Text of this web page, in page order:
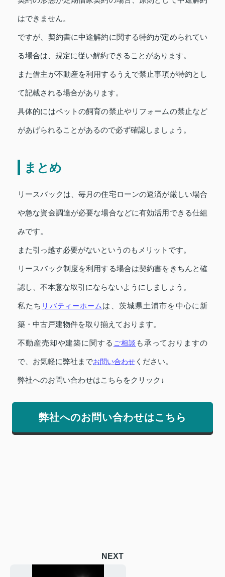
はできません。
ですが、契約書に中途解約に関する特約が定められてい
る場合は、規定に従い解約できることがあります。
また借主が不動産を利用するうえで禁止事項が特約とし
て記載される場合があります。
具体的にはペットの飼育の禁止やリフォームの禁止など
があげられることがあるので必ず確認しましょう。
まとめ
リースバックは、毎月の住宅ローンの返済が厳しい場合
や急な資金調達が必要な場合などに有効活用できる仕組
みです。
また引っ越す必要がないというのもメリットです。
リースバック制度を利用する場合は契約書をきちんと確
認し、不本意な取引にならないようにしましょう。
私たち リバティーホームは、茨城県土浦市を中心に新
築・中古戸建物件を取り揃えております。
不動産売却や建築に関する ご相談 も承っておりますの
で、お気軽に弊社までお問い合わせ ください。
弊社へのお問い合わせはこちらをクリック↓
弊社へのお問い合わせはこちら
NEXT